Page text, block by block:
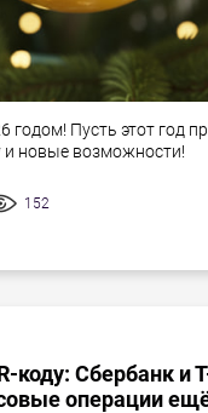
Пусть этот год
и новые возможности!
152
коду: Сбербанк и
операции